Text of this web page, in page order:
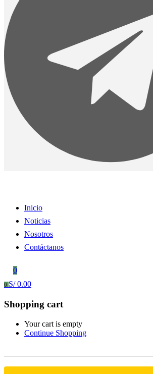
Inicio
Noticias
Nosotros
Contáctanos
0
0 S/0.00
Shopping cart
Your cart is empty
Continue Shopping